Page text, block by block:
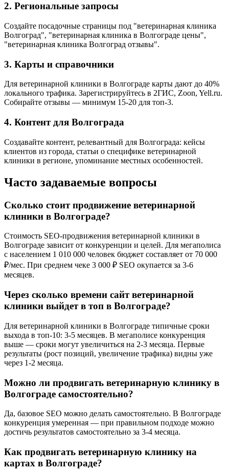
2. Региональные запросы
Создайте посадочные страницы под "ветеринарная клиника
Волгоград", "ветеринарная клиника в Волгограде цены",
"ветеринарная клиника Волгоград отзывы".
3. Карты и справочники
Для ветеринарной клиники в Волгограде карты дают до 40%
локального трафика. Зарегистрируйтесь в 2ГИС, Zoon, Yell.ru.
Собирайте отзывы — минимум 15-20 для топ-3.
4. Контент для Волгограда
Создавайте контент, релевантный для Волгограда: кейсы
клиентов из города, статьи о специфике ветеринарной
клиники в регионе, упоминание местных особенностей.
Часто задаваемые вопросы
Сколько стоит продвижение ветеринарной
клиники в Волгограде?
Стоимость SEO-продвижения ветеринарной клиники в
Волгограде зависит от конкуренции и целей. Для мегаполиса
с населением 1 010 000 человек бюджет составляет от 70 000
₽/мес. При среднем чеке 3 000 ₽ SEO окупается за 3-6
месяцев.
Через сколько времени сайт ветеринарной
клиники выйдет в топ в Волгограде?
Для ветеринарной клиники в Волгограде типичные сроки
выхода в топ-10: 3-5 месяцев. В мегаполисе конкуренция
выше — сроки могут увеличиться на 2-3 месяца. Первые
результаты (рост позиций, увеличение трафика) видны уже
через 1-2 месяца.
Можно ли продвигать ветеринарную клинику в
Волгограде самостоятельно?
Да, базовое SEO можно делать самостоятельно. В Волгограде
конкуренция умеренная — при правильном подходе можно
достичь результатов самостоятельно за 3-4 месяца.
Как продвигать ветеринарную клинику на
картах в Волгограде?